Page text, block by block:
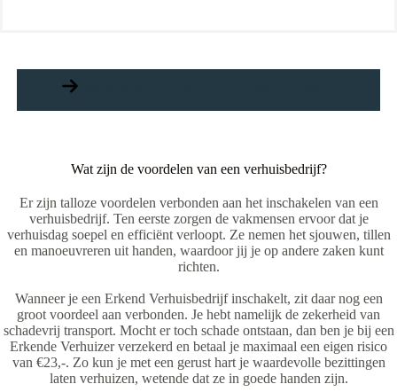
Wat zijn de voordelen van een verhuisbedrijf?
Er zijn talloze voordelen verbonden aan het inschakelen van een
verhuisbedrijf. Ten eerste zorgen de vakmensen ervoor dat je
verhuisdag soepel en efficiënt verloopt. Ze nemen het sjouwen, tillen
en manoeuvreren uit handen, waardoor jij je op andere zaken kunt
richten.
Wanneer je een Erkend Verhuisbedrijf inschakelt, zit daar nog een
groot voordeel aan verbonden. Je hebt namelijk de zekerheid van
schadevrij transport. Mocht er toch schade ontstaan, dan ben je bij een
Erkende Verhuizer verzekerd en betaal je maximaal een eigen risico
van €23,-. Zo kun je met een gerust hart je waardevolle bezittingen
laten verhuizen, wetende dat ze in goede handen zijn.